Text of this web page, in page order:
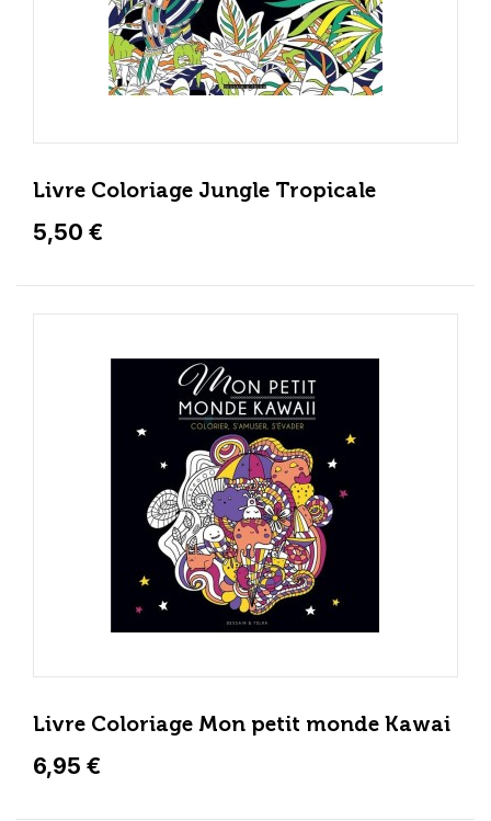
Livre Coloriage Jungle Tropicale
5,50 €
Livre Coloriage Mon petit monde Kawai
6,95 €